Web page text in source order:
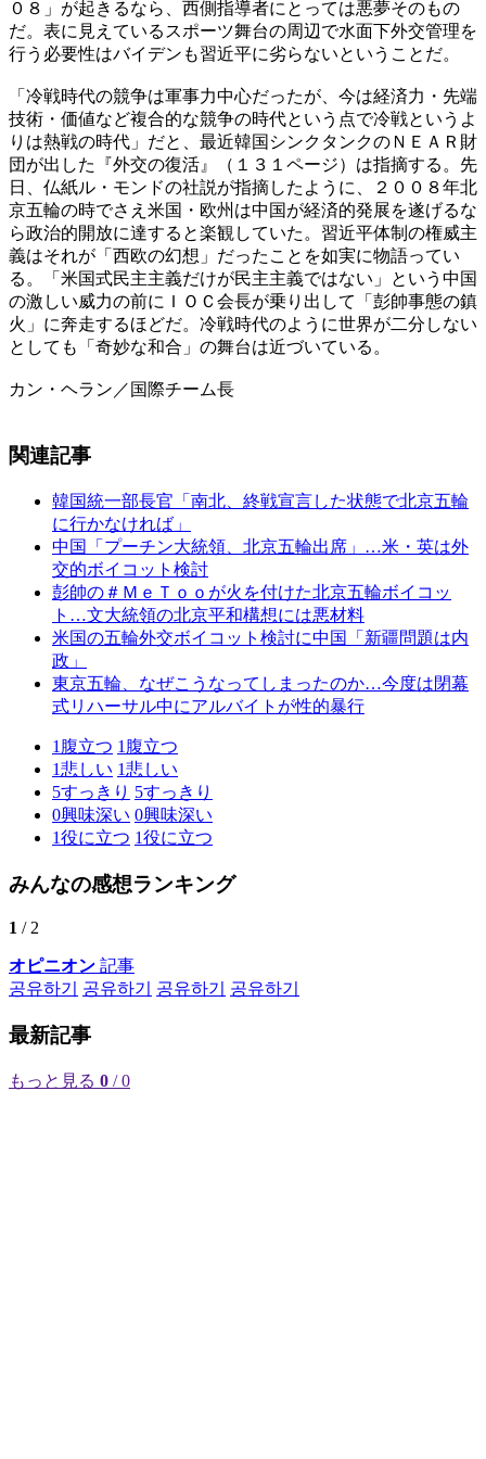
０８」が起きるなら、西側指導者にとっては悪夢そのもの
だ。表に見えているスポーツ舞台の周辺で水面下外交管理を
行う必要性はバイデンも習近平に劣らないということだ。
「冷戦時代の競争は軍事力中心だったが、今は経済力・先端
技術・価値など複合的な競争の時代という点で冷戦というよ
りは熱戦の時代」だと、最近韓国シンクタンクのＮＥＡＲ財
団が出した『外交の復活』（１３１ページ）は指摘する。先
日、仏紙ル・モンドの社説が指摘したように、２００８年北
京五輪の時でさえ米国・欧州は中国が経済的発展を遂げるな
ら政治的開放に達すると楽観していた。習近平体制の権威主
義はそれが「西欧の幻想」だったことを如実に物語ってい
る。「米国式民主主義だけが民主主義ではない」という中国
の激しい威力の前にＩＯＣ会長が乗り出して「彭帥事態の鎮
火」に奔走するほどだ。冷戦時代のように世界が二分しない
としても「奇妙な和合」の舞台は近づいている。
カン・ヘラン／国際チーム長
関連記事
韓国統一部長官「南北、終戦宣言した状態で北京五輪
に行かなければ」
中国「プーチン大統領、北京五輪出席」…米・英は外
交的ボイコット検討
彭帥の＃ＭｅＴｏｏが火を付けた北京五輪ボイコッ
ト…文大統領の北京平和構想には悪材料
米国の五輪外交ボイコット検討に中国「新疆問題は内
政」
東京五輪、なぜこうなってしまったのか…今度は閉幕
式リハーサル中にアルバイトが性的暴行
1 腹立つ 1 腹立つ
1悲しい 1悲しい
5すっきり 5すっきり
0興味深い 0興味深い
1役に立つ 1役に立つ
みんなの感想ランキング
1 / 2
オピニオン 記事
공유하기
공유하기 공유하기 공유하기
最新記事
もっと見る 0 / 0